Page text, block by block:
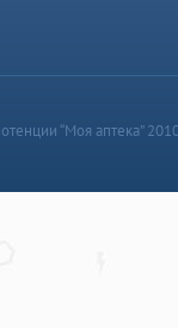
“Моя аптека”